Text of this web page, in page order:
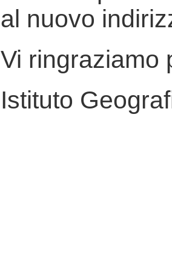
al nuovo
Vi ringraziamo
Istituto